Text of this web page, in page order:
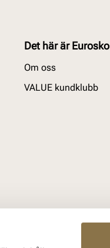
Det här är Eurosko
Om oss
VALUE kundklubb